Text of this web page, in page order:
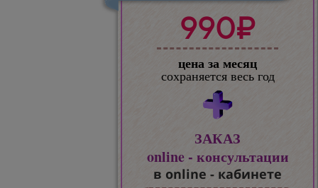
990₽
цена за месяц
сохраняется весь год
ЗАКАЗ
online - консультации
в online - кабинете